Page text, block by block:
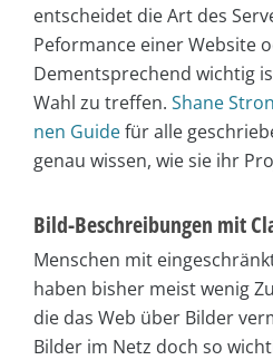
entscheidet die Art des
Peformance einer Website
Dementsprechend wichtig
Wahl zu treffen. Shane
nen Guidefür alle
genau wissen, wie sie ihr
Bild-Beschreibungen mit
Menschen mit
haben bisher meist wenig
die das Web über Bilder
Bilder im Netz doch so